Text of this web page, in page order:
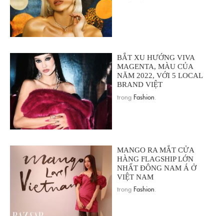
BẮT XU HƯỚNG VIVA
MAGENTA, MÀU CỦA
NĂM 2022, VỚI 5 LOCAL
BRAND VIỆT
trong Fashion
MANGO RA MẮT CỬA
HÀNG FLAGSHIP LỚN
NHẤT ĐÔNG NAM Á Ở
VIỆT NAM
trong Fashion